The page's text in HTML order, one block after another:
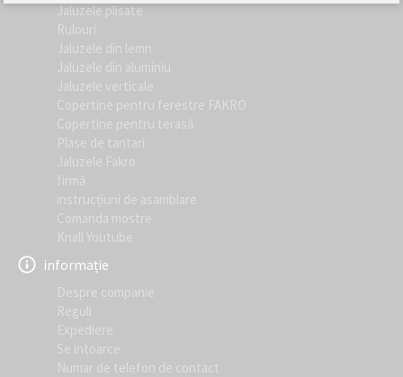
Jaluzele plisate
Rulouri
Jaluzele din lemn
Jaluzele din aluminiu
Jaluzele verticale
Copertine pentru ferestre FAKRO
Copertine pentru terasă
Plase de tantari
Jaluzele Fakro
firmă
instrucțiuni de asamblare
Comanda mostre
Knall Youtube
informație
Despre companie
Reguli
Expediere
Se intoarce
Numar de telefon de contact